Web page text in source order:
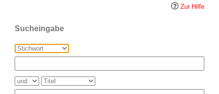
Zur Hilfe
Sucheingabe